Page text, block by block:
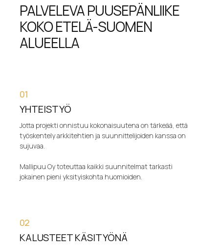
PALVELEVA PUUSEPÄNLIIKE
KOKO ETELÄ-SUOMEN
ALUEELLA
01
YHTEISTYÖ
Jotta projekti onnistuu kokonaisuutena on tärkeää, että
työskentely arkkitehtien ja suunnittelijoiden kanssa on
sujuvaa.
Mallipuu Oy toteuttaa kaikki suunnitelmat tarkasti
jokainen pieni yksityiskohta huomioiden.
02
KALUSTEET KÄSITYÖNÄ